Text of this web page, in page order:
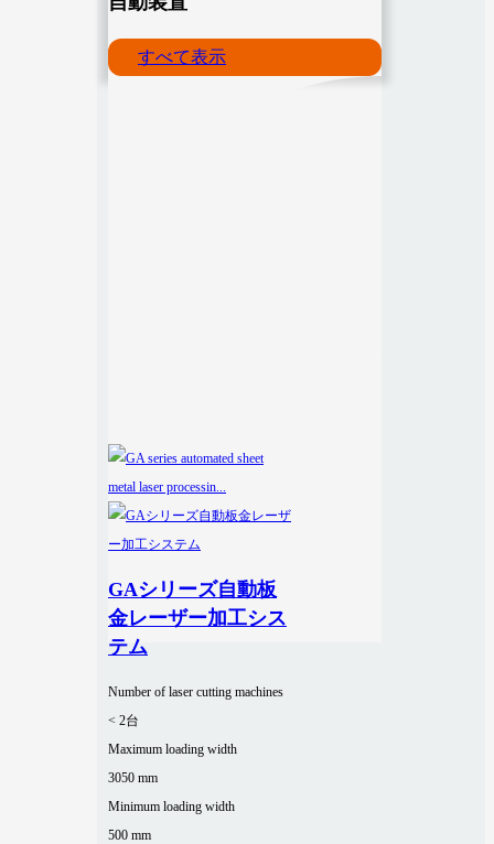
すべて表示
GAシリーズ自動板
金レーザー加工シス
テム
Number of laser cutting machines
< 2台
Maximum loading width
3050 mm
Minimum loading width
500 mm